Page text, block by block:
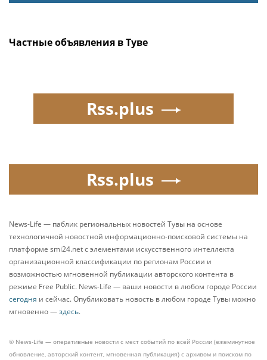
Частные объявления в Туве
Rss.plus
Rss.plus
News-Life — паблик региональных новостей Тувы на основе
технологичной новостной информационно-поисковой системы на
платформе smi24.net с элементами искусственного интеллекта
организационной классификации по регионам России и
возможностью мгновенной публикации авторского контента в
режиме Free Public. News-Life — ваши новости в любом городе России
сегодня и сейчас. Опубликовать новость в любом городе Тувы можно
мгновенно —здесь.
© News-Life — оперативные новости с мест событий по всей России (ежеминутное
обновление, авторский контент, мгновенная публикация) с архивом и поиском по